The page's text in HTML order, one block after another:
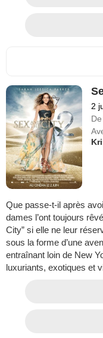
2
De
Que passe-t-il après
dames l’ont toujours
City” si elle ne leur
sous la forme d’une
entraînant loin de New
luxuriants, exotiques et